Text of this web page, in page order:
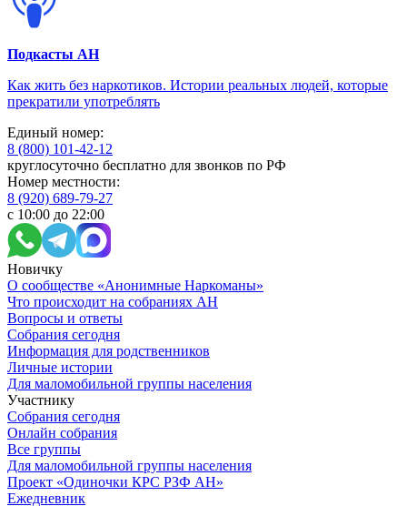
Подкасты АН
Как жить без наркотиков. Истории реальных людей, которые
прекратили употреблять
Единый номер:
8 (800) 101-42-12
круглосуточно бесплатно для звонков по РФ
Номер местности:
8 (920) 689-79-27
с 10:00 до 22:00
Новичку
О сообществе «Анонимные Наркоманы»
Что происходит на собраниях АН
Вопросы и ответы
Собрания сегодня
Информация для родственников
Личные истории
Для маломобильной группы населения
Участнику
Собрания сегодня
Онлайн собрания
Все группы
Для маломобильной группы населения
Проект «Одиночки КРС РЗФ АН»
Ежедневник